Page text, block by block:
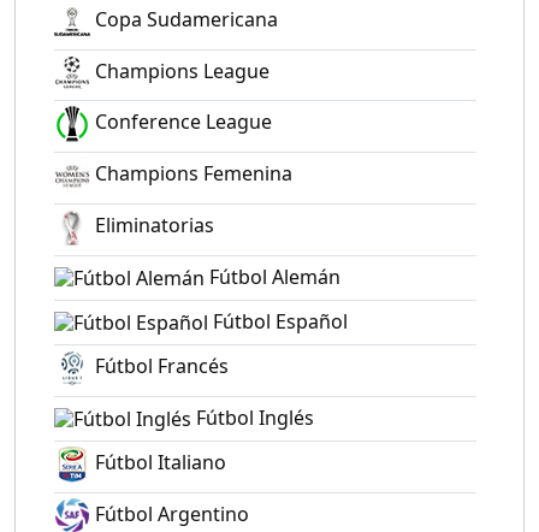
Copa Sudamericana
Champions League
Conference League
Champions Femenina
Eliminatorias
Fútbol Alemán
Fútbol Español
Fútbol Francés
Fútbol Inglés
Fútbol Italiano
Fútbol Argentino